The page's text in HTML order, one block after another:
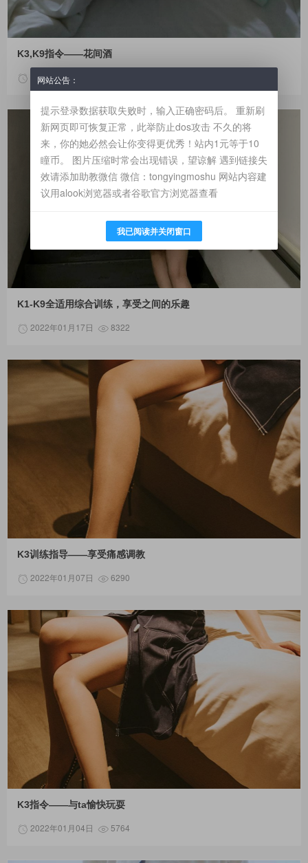
K3,K9指令——花间酒
2022年01月21日
K1-K9全适用综合训练，享受之间的乐趣
2022年01月17日 8322
K3训练指导——享受痛感调教
2022年01月07日 6290
K3指令——与ta愉快玩耍
2022年01月04日 5764
网站公告：
提示登录数据获取失败时，输入正确密码后。 重新刷
新网页即可恢复正常，此举防止dos攻击 不久的将
来，你的她必然会让你变得更优秀！站内1元等于10
瞳币。 图片压缩时常会出现错误，望谅解 遇到链接失
效请添加助教微信 微信：tongyingmoshu 网站内容建
议用alook浏览器或者谷歌官方浏览器查看
我已阅读并关闭窗口